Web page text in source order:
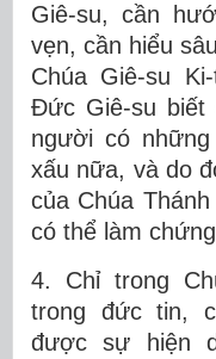
Giê-su, cần
vẹn, cần hiểu
Chúa Giê-su
Đức Giê-su biết
người có
xấu nữa, và do
của Chúa
có thể làm
4. Chỉ trong
trong đức tin,
được sự hiện